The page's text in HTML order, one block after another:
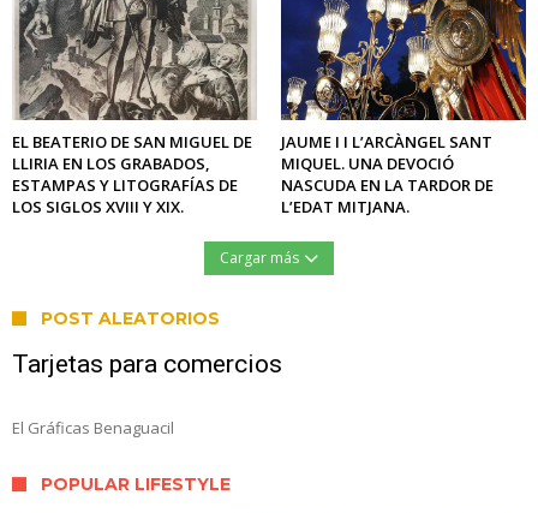
EL BEATERIO DE SAN MIGUEL DE
LLIRIA EN LOS GRABADOS,
ESTAMPAS Y LITOGRAFÍAS DE
LOS SIGLOS XVIII Y XIX.
JAUME I I L’ARCÀNGEL SANT
MIQUEL. UNA DEVOCIÓ
NASCUDA EN LA TARDOR DE
L’EDAT MITJANA.
Cargar más
POST ALEATORIOS
Tarjetas para comercios
El Gráficas Benaguacil
POPULAR LIFESTYLE